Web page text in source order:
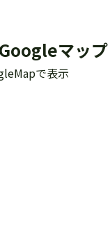
マップ
で表示